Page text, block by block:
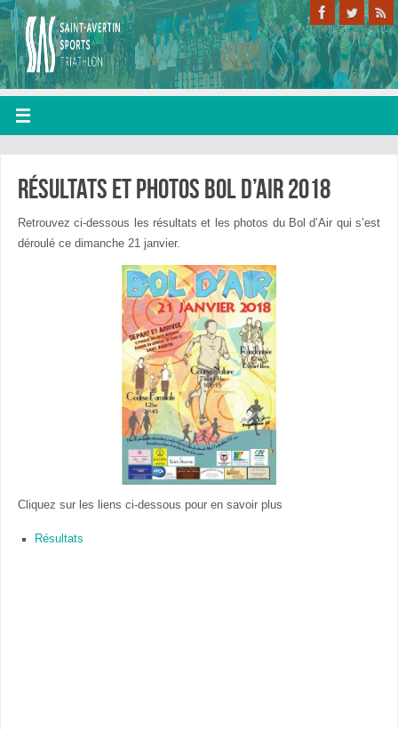
Résultats et photos bol d’air 2018
Retrouvez ci-dessous les résultats et les photos du Bol d’Air qui s’est
déroulé ce dimanche 21 janvier.
Cliquez sur les liens ci-dessous pour en savoir plus
Résultats